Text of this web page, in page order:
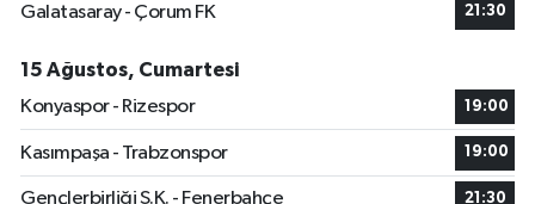
Galatasaray - Çorum FK
21:30
15 Ağustos, Cumartesi
Konyaspor - Rizespor
19:00
Kasımpaşa - Trabzonspor 19:00
Gençlerbirliği S.K. - Fenerbahçe 21:30